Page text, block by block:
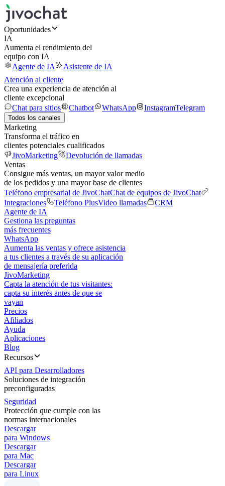
Oportunidades
IA
Aumenta el rendimiento del
equipo con IA
Agente de IA
Asistente de IA
Atención al cliente
Crea una experiencia de atención al
cliente excepcional
Chat para sitios
Chatbot WhatsApp InstagramTelegram
Todos los canales
Marketing
Transforma el tráfico en
clientes potenciales cualificados
JivoMarketing
Devolución de llamadas
Ventas
Consigue más ventas, un mayor valor medio
de los pedidos y una mayor base de clientes
Teléfono empresarial de JivoChatChat de equipos de JivoChat
Integraciones
Teléfono PlusVideo llamadas
CRM
Agente de IA
Gestiona las preguntas
más frecuentes
WhatsApp
Aumenta las ventas y ofrece asistencia
a tus clientes a través de su aplicación
de mensajería preferida
JivoMarketing
Capta la atención de tus visitantes:
capta su interés antes de que se
vayan
Precios
Afiliados
Ayuda
Aplicaciones
Blog
Recursos
API para Desarrolladores
Soluciones de integración
preconfiguradas
Seguridad
Protección que cumple con las
normas internacionales
Descargar
para Windows
Descargar
para Mac
Descargar
para Linux